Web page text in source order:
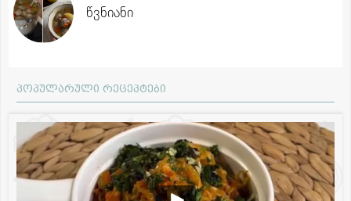
წვნიანი
პოპულარული რეცეპტები